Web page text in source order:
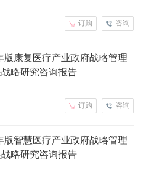
咨询
订购
版康复医疗产业政府战略管理
略研究咨询报告
咨询
订购
版智慧医疗产业政府战略管理
略研究咨询报告